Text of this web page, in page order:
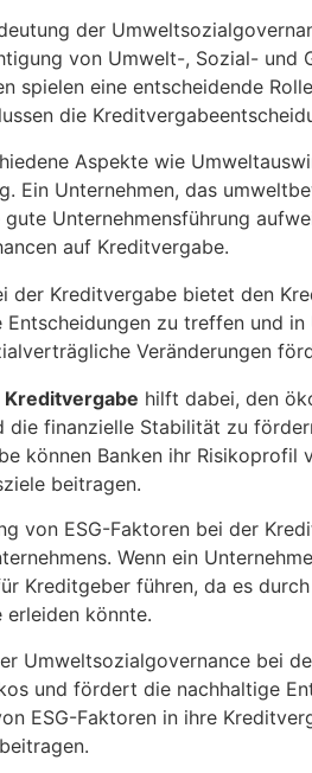
der
von Umwelt-, Sozial- und
spielen eine entscheidende
die
Aspekte wie
Ein Unternehmen, das
Unternehmensführung
auf Kreditvergabe.
der Kreditvergabe bietet den
zu treffen und
Veränderungen
hilft dabei, den
die finanzielle Stabilität zu
können Banken ihr Risikoprofil
beitragen.
von ESG-Faktoren bei der
Wenn ein
Kreditgeber führen, da es
erleiden könnte.
Umweltsozialgovernance bei
und fördert die nachhaltige
ESG-Faktoren in ihre